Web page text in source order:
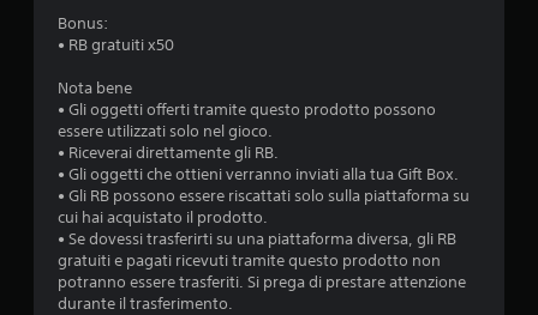
Bonus:
• RB gratuiti x50
Nota bene
• Gli oggetti offerti tramite questo prodotto possono
essere utilizzati solo nel gioco.
• Riceverai direttamente gli RB.
• Gli oggetti che ottieni verranno inviati alla tua Gift Box.
• Gli RB possono essere riscattati solo sulla piattaforma su
cui hai acquistato il prodotto.
• Se dovessi trasferirti su una piattaforma diversa, gli RB
gratuiti e pagati ricevuti tramite questo prodotto non
potranno essere trasferiti. Si prega di prestare attenzione
durante il trasferimento.